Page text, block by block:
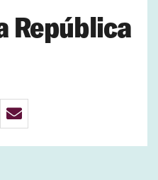
República